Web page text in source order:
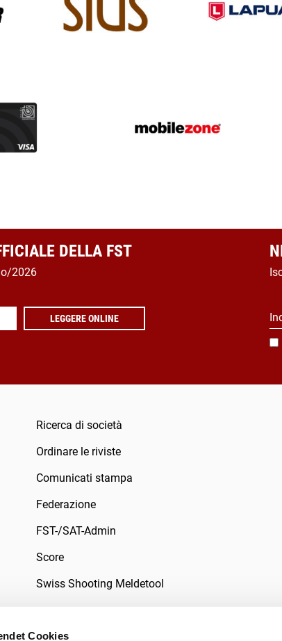
Cookies
DELLA FST
2026
LEGGERE ONLINE
Ricerca di società
Ordinare le riviste
Comunicati stampa
Federazione
FST-/SAT-Admin
Score
Swiss Shooting Meldetool